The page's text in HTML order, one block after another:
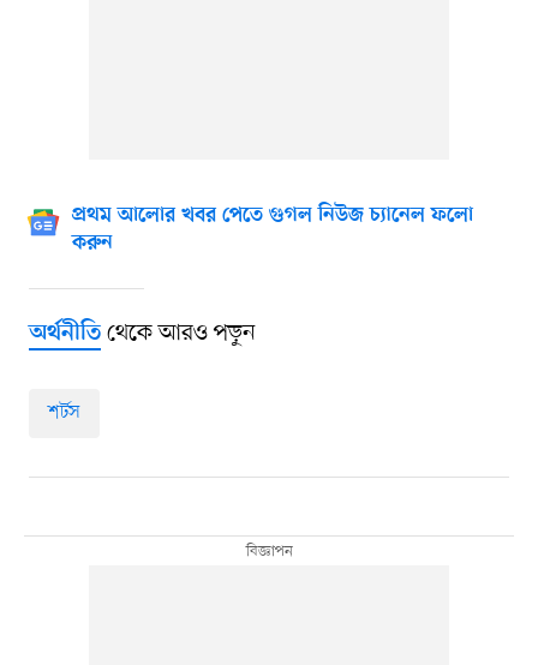
প্রথম আলোর খবর পেতে গুগল নিউজ চ্যানেল ফলো
করুন
অর্থনীতিথেকে আরও পড়ুন
শর্টস